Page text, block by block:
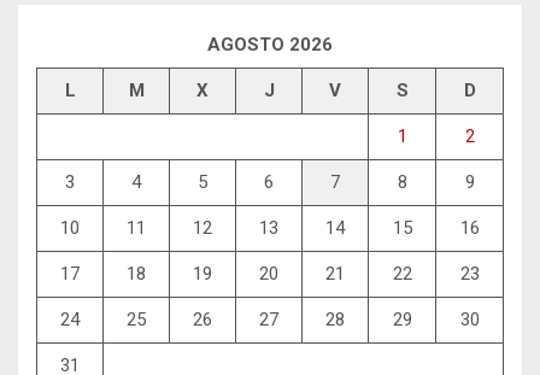
AGOSTO 2026
L M X J V S D
1 2
3 4 5 6 7 8 9
10 11 12 13 14 15 16
17 18 19 20 21 22 23
24 25 26 27 28 29 30
31